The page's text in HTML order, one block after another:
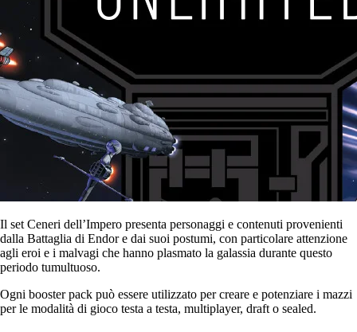
Il set Ceneri dell’Impero presenta personaggi e contenuti provenienti
dalla Battaglia di Endor e dai suoi postumi, con particolare attenzione
agli eroi e i malvagi che hanno plasmato la galassia durante questo
periodo tumultuoso.
Ogni booster pack può essere utilizzato per creare e potenziare i mazzi
per le modalità di gioco testa a testa, multiplayer, draft o sealed.